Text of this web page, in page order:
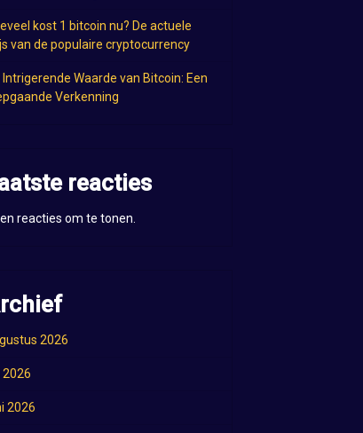
kost 1 bitcoin nu? De actuele
van de populaire cryptocurrency
Intrigerende Waarde van Bitcoin: Een
Verkenning
reacties
reacties om te tonen.
2026
2026
2026